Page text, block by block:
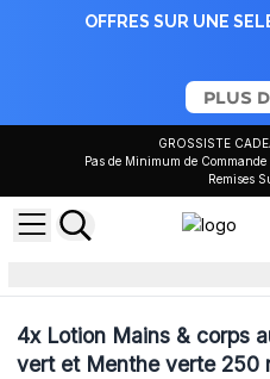
OFFRES SUR UNE
PLUS
GROSSISTE
Pas de Minimum de Commande
Remises
Lotion Aromathérapie Mains et
4xLotion Mains & corps
vert et Menthe verte 250